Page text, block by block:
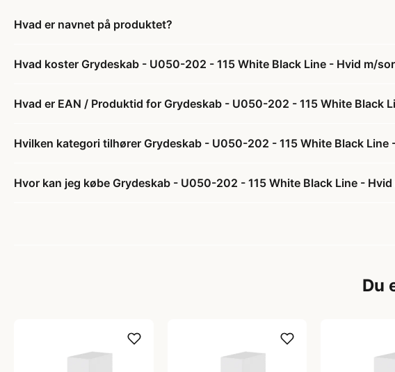
Hvad er navnet på produktet?
Hvad koster Grydeskab - U050-202 - 115 White Black Line - Hvid m/
Hvad er EAN / Produktid for Grydeskab - U050-202 - 115 White Black
Hvilken kategori tilhører Grydeskab - U050-202 - 115 White Black Line
Hvor kan jeg købe Grydeskab - U050-202 - 115 White Black Line -
Du